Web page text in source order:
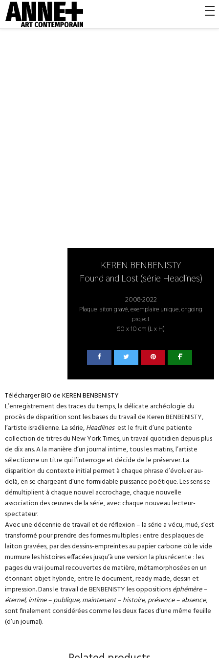
KEREN BENBENISTY
Found and Lost (série Headlines)
2008-2022
Plaque laiton gravé, exemplaire unique, ongoing
project
50 x 10 cm (L x H)
Télécharger BIO de KEREN BENBENISTY
L’enregistrement des traces du temps, la délicate archéologie du
procès de disparition sont les bases du travail de Keren BENBENISTY,
l’artiste israélienne. La série,Headlinesest le fruit d’une patiente
collection de titres du New York Times, un travail quotidien depuis plus
de dix ans. A la manière d’un journal intime, tous les matins, l’artiste
sélectionne un titre qui l’interroge et décide de le préserver. La
disparition du contexte initial permet à chaque phrase d’évoluer au-
delà, en se chargeant d’une formidable puissance poétique. Les sens se
démultiplient à chaque nouvel accrochage, chaque nouvelle
association des œuvres de la série, avec chaque nouveau lecteur-
spectateur.
Avec une décennie de travail et de réflexion – la série a vécu, mué, s’est
transformé pour prendre des formes multiples : entre des plaques de
laiton gravées, par des dessins-empreintes au papier carbone où le vide
murmure les histoires effacées jusqu’à une version la plus récente : les
pages du vrai journal recouvertes de matière, métamorphosées en un
étonnant objet hybride, entre le document, ready made, dessin et
impression. Dans le travail de BENBENISTY les oppositionséphémère –
éternel, intime – publique, maintenant – histoire, présence – absence,
sont finalement considérées comme les deux faces d’une même feuille
(d’un journal).